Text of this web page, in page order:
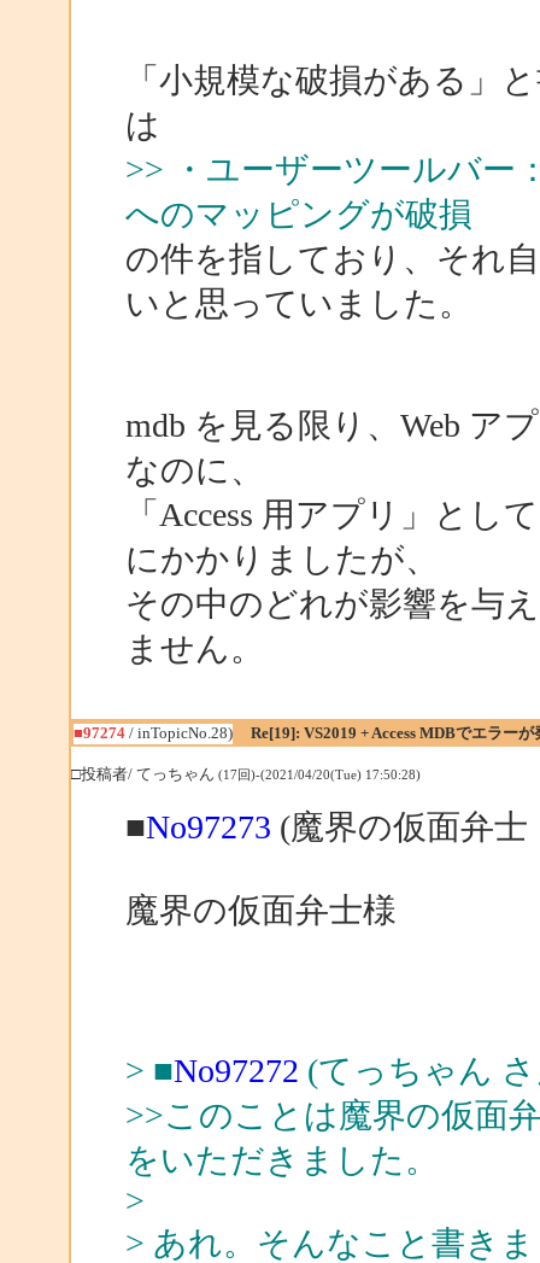
「小規模な破損がある」
は
>> ・ユーザーツールバー
へのマッピングが破損
の件を指しており、それ
いと思っていました。
mdb を見る限り、Web ア
なのに、
「Access 用アプリ」と
にかかりましたが、
その中のどれが影響を与
ません。
■97274/ inTopicNo.28) Re[19]: VS2019 + Access MDBでエラーが
□投稿者/ てっちゃん (17回)-(2021/04/20(Tue) 17:50:28)
■No97273 (魔界の仮面弁
魔界の仮面弁士様
> ■No97272 (てっちゃん
>>このことは魔界の仮面
をいただきました。
>
> あれ。そんなこと書き